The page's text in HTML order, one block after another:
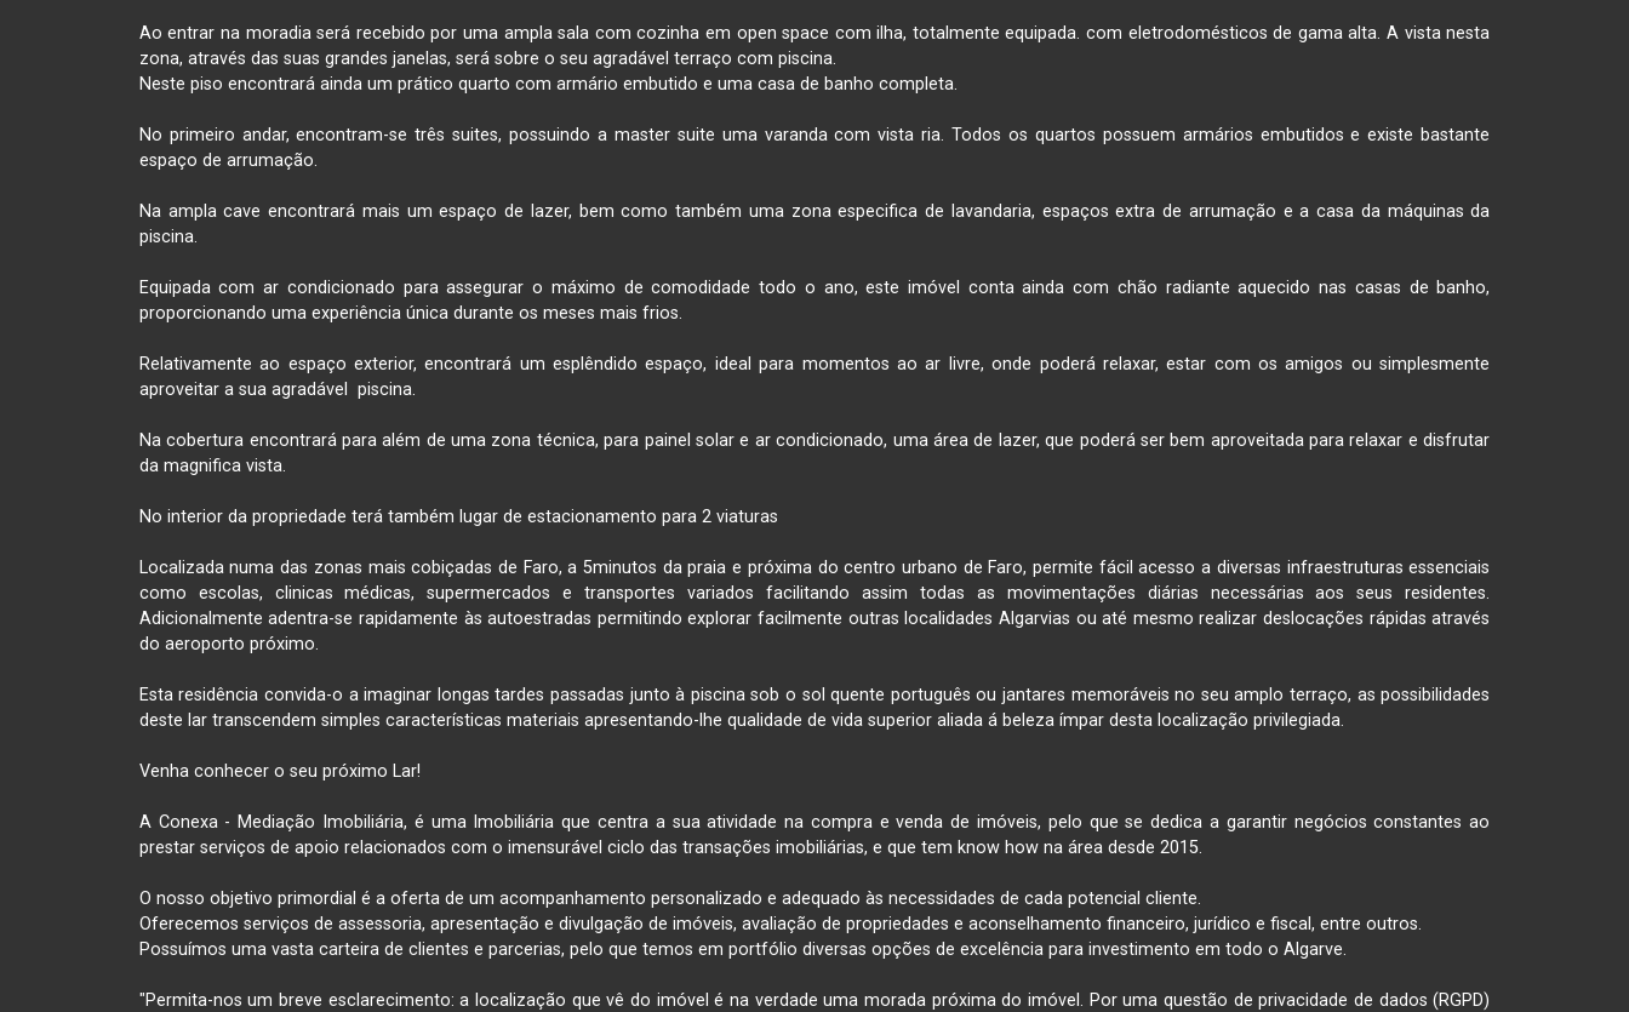
Ao entrar na moradia será recebido por uma ampla sala com cozinha em open space com ilha, totalmente equipada. com eletrodomésticos de gama alta. A vista nesta
zona, através das suas grandes janelas, será sobre o seu agradável terraço com piscina.
Neste piso encontrará ainda um prático quarto com armário embutido e uma casa de banho completa.
No primeiro andar, encontram-se três suites, possuindo a master suite uma varanda com vista ria. Todos os quartos possuem armários embutidos e existe bastante
espaço de arrumação.
Na ampla cave encontrará mais um espaço de lazer, bem como também uma zona especifica de lavandaria, espaços extra de arrumação e a casa da máquinas da
piscina.
Equipada com ar condicionado para assegurar o máximo de comodidade todo o ano, este imóvel conta ainda com chão radiante aquecido nas casas de banho,
proporcionando uma experiência única durante os meses mais frios.
Relativamente ao espaço exterior, encontrará um esplêndido espaço, ideal para momentos ao ar livre, onde poderá relaxar, estar com os amigos ou simplesmente
aproveitar a sua agradável  piscina.
Na cobertura encontrará para além de uma zona técnica, para painel solar e ar condicionado, uma área de lazer, que poderá ser bem aproveitada para relaxar e disfrutar
da magnifica vista.
No interior da propriedade terá também lugar de estacionamento para 2 viaturas
Localizada numa das zonas mais cobiçadas de Faro, a 5minutos da praia e próxima do centro urbano de Faro, permite fácil acesso a diversas infraestruturas essenciais
como escolas, clinicas médicas, supermercados e transportes variados facilitando assim todas as movimentações diárias necessárias aos seus residentes.
Adicionalmente adentra-se rapidamente às autoestradas permitindo explorar facilmente outras localidades Algarvias ou até mesmo realizar deslocações rápidas através
do aeroporto próximo.
Esta residência convida-o a imaginar longas tardes passadas junto à piscina sob o sol quente português ou jantares memoráveis no seu amplo terraço, as possibilidades
deste lar transcendem simples características materiais apresentando-lhe qualidade de vida superior aliada á beleza ímpar desta localização privilegiada.
Venha conhecer o seu próximo Lar!
A Conexa - Mediação Imobiliária, é uma Imobiliária que centra a sua atividade na compra e venda de imóveis, pelo que se dedica a garantir negócios constantes ao
prestar serviços de apoio relacionados com o imensurável ciclo das transações imobiliárias, e que tem know how na área desde 2015.
O nosso objetivo primordial é a oferta de um acompanhamento personalizado e adequado às necessidades de cada potencial cliente.
Oferecemos serviços de assessoria, apresentação e divulgação de imóveis, avaliação de propriedades e aconselhamento financeiro, jurídico e fiscal, entre outros.
Possuímos uma vasta carteira de clientes e parcerias, pelo que temos em portfólio diversas opções de excelência para investimento em todo o Algarve.
"Permita-nos um breve esclarecimento: a localização que vê do imóvel é na verdade uma morada próxima do imóvel. Por uma questão de privacidade de dados (RGPD)